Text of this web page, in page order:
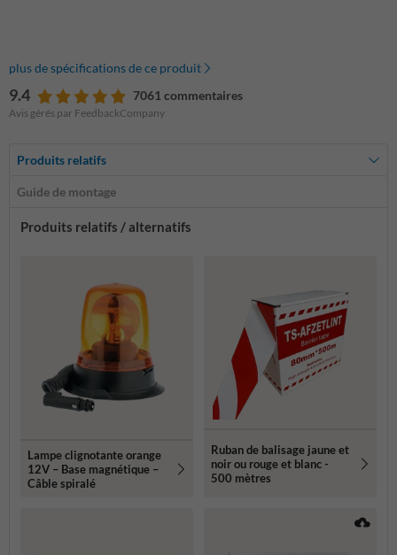
plus de spécifications de ce produit
9.4 7061 commentaires
Avis gérés par FeedbackCompany
Produits relatifs
Guide de montage
Produits relatifs / alternatifs
Lampe clignotante orange
12V – Base magnétique –
Câble spiralé​
Ruban de balisage jaune et
noir ou rouge et blanc -
500 mètres